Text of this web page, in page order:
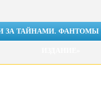
ЗА ТАЙНАМИ.